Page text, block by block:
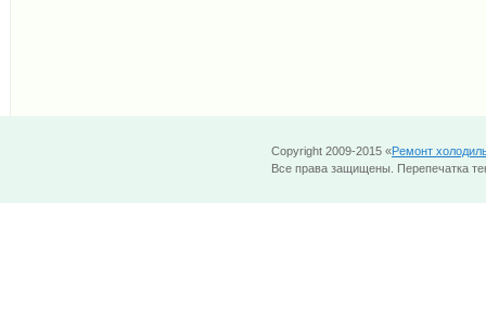
Copyright 2009-2015 «Ремонт
Все права защищены. Перепечатка